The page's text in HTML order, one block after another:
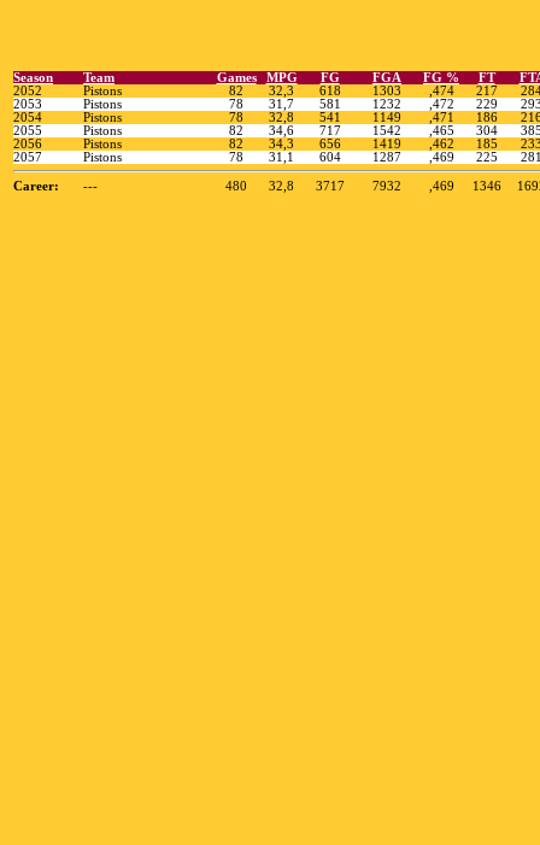
Season Team Games MPG FG FGA FG % FT
2052
Pistons 82 32,3 618 1303 ,474 217
2053
Pistons 78 31,7 581 1232 ,472 229
2054
Pistons 78 32,8 541 1149 ,471 186
2055
Pistons 82 34,6 717 1542 ,465 304
2056
Pistons 82 34,3 656 1419 ,462 185
2057
Pistons 78 31,1 604 1287 ,469 225
Career: --- 480 32,8 3717 7932 ,469 1346